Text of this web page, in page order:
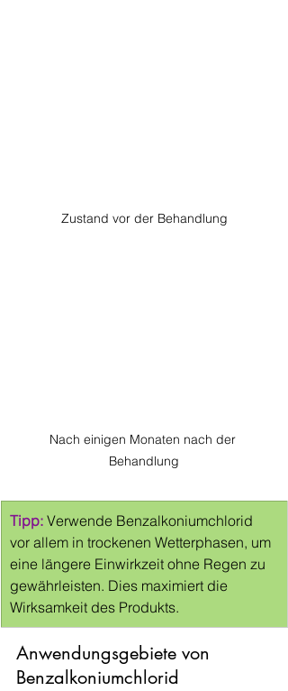
Zustand vor der Behandlung
Nach einigen Monaten nach der
Behandlung
Tipp: Verwende Benzalkoniumchlorid
vor allem in trockenen Wetterphasen, um
eine längere Einwirkzeit ohne Regen zu
gewährleisten. Dies maximiert die
Wirksamkeit des Produkts.
Anwendungsgebiete von
Benzalkoniumchlorid